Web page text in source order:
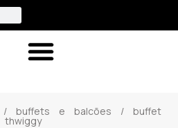
/ buffets e balcões / buffet
thwiggy